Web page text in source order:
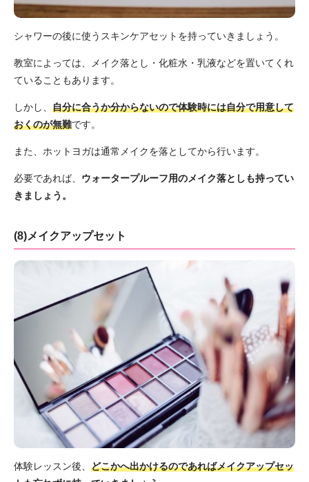
シャワーの後に使うスキンケアセットを持っていきましょう。
教室によっては、メイク落とし・化粧水・乳液などを置いてくれ
ていることもあります。
しかし、 自分に合うか分からないので体験時には自分で用意して
おくのが無難です。
また、ホットヨガは通常メイクを落としてから行います。
必要であれば、 ウォータープルーフ用のメイク落としも持ってい
きましょう。
(8)メイクアップセット
体験レッスン後、 どこかへ出かけるのであればメイクアップセッ